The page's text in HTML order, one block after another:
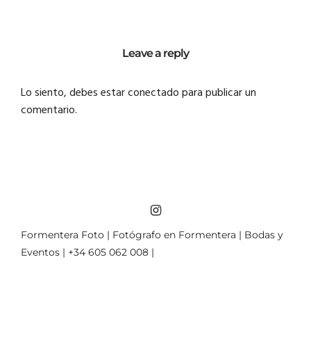
Leave a reply
Lo siento, debes estarconectadopara publicar un
comentario.
Formentera Foto | Fotógrafo en Formentera | Bodas y
Eventos | +34 605 062 008 |